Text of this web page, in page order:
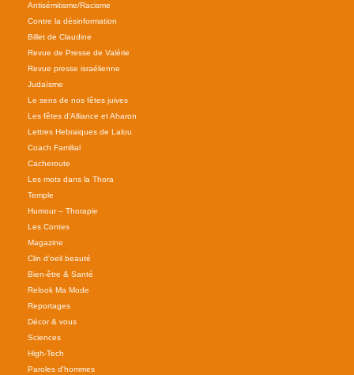
Antisémitisme/Racisme
Contre la désinformation
Billet de Claudine
Revue de Presse de Valérie
Revue presse israélienne
Judaïsme
Le sens de nos fêtes juives
Les fêtes d'Alliance et Aharon
Lettres Hebraiques de Lalou
Coach Familial
Cacheroute
Les mots dans la Thora
Temple
Humour – Thorapie
Les Contes
Magazine
Clin d'oeil beauté
Bien-être & Santé
Relook Ma Mode
Reportages
Décor & vous
Sciences
High-Tech
Paroles d'hommes